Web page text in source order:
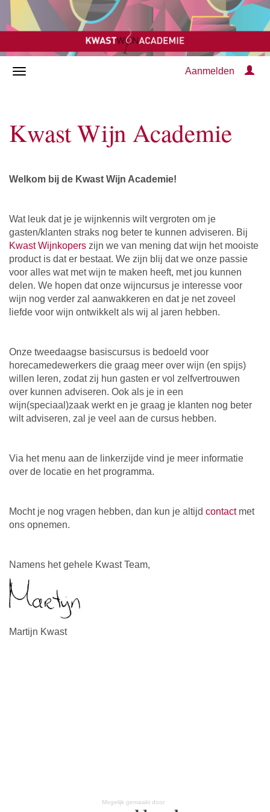
Aanmelden
Kwast Wijn Academie
Welkom bij de Kwast Wijn Academie!
Wat leuk dat je je wijnkennis wilt vergroten om je
gasten/klanten straks nog beter te kunnen adviseren. Bij
Kwast Wijnkopers zijn we van mening dat wijn het mooiste
product is dat er bestaat. We zijn blij dat we onze passie
voor alles wat met wijn te maken heeft, met jou kunnen
delen. We hopen dat onze wijncursus je interesse voor
wijn nog verder zal aanwakkeren en dat je net zoveel
liefde voor wijn ontwikkelt als wij al jaren hebben.
Onze tweedaagse basiscursus is bedoeld voor
horecamedewerkers die graag meer over wijn (en spijs)
willen leren, zodat zij hun gasten er vol zelfvertrouwen
over kunnen adviseren. Ook als je in een
wijn(speciaal)zaak werkt en je graag je klanten nog beter
wilt adviseren, zal je veel aan de cursus hebben.
Via het menu aan de linkerzijde vind je meer informatie
over de locatie en het programma.
Mocht je nog vragen hebben, dan kun je altijd contactmet
ons opnemen.
Namens het gehele Kwast Team,
Martijn Kwast
Mogelijk gemaakt door